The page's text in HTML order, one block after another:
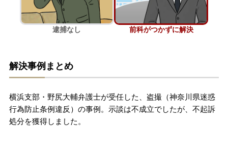
刑事事件を示談で解決したい
弁護士紹介
弁護士費用
逮捕なし 前科がつかずに解決
解決事例まとめ
横浜支部・野尻大輔弁護士が受任した、盗撮（神奈川県迷惑
行為防止条例違反）の事例。示談は不成立でしたが、不起訴
処分を獲得しました。